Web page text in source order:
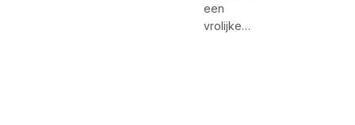
een
vrolijke…